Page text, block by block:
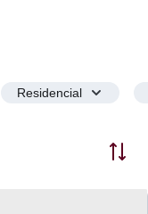
Residencial
Ordenar